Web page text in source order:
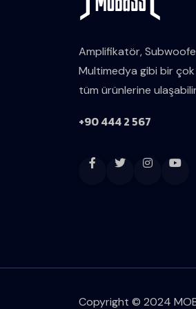
Amplifikatör,
Multimedya gibi bir
tüm ürünlerine
+90 444 2 567
Copyright © 2024